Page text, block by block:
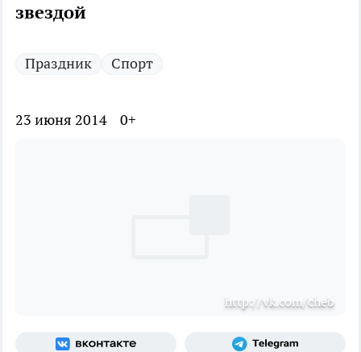
звездой
Праздник Спорт
23 июня 2014 0+
http://vk.com/cheb